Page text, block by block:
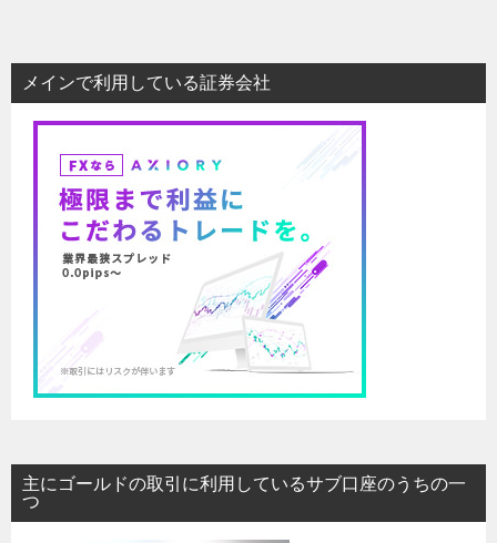
メインで利用している証券会社
主にゴールドの取引に利用しているサブ口座のうちの一
つ